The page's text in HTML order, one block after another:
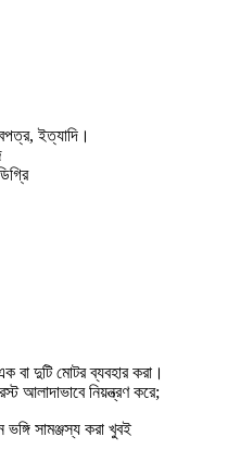
ইত্যাদি।
বা দুটি মোটর ব্যবহার করা।
আলাদাভাবে নিয়ন্ত্রণ করে;
সামঞ্জস্য করা খুবই